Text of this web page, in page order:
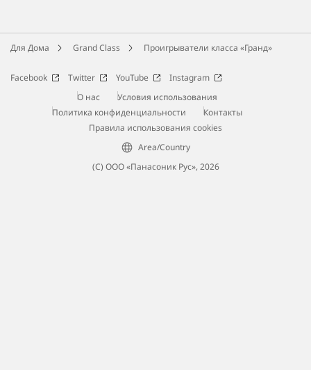
Для Дома Grand Class Проигрыватели класса «Гранд»
Facebook Twitter YouTube
Instagram
О нас
Условия использования
Политика конфиденциальности
Контакты
Правила использования cookies
Area/Country
(С) ООО «Панасоник Рус», 2026